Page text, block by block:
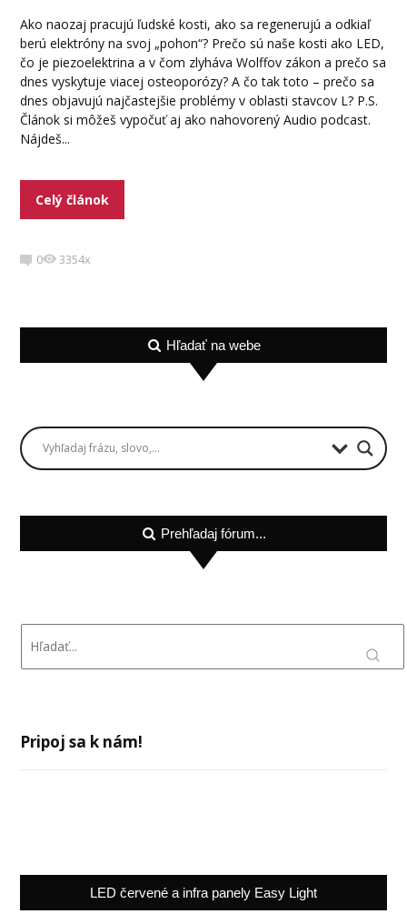
Ako naozaj pracujú ľudské kosti, ako sa regenerujú a odkiaľ
berú elektróny na svoj „pohon“? Prečo sú naše kosti ako LED,
čo je piezoelektrina a v čom zlyháva Wolffov zákon a prečo sa
dnes vyskytuje viacej osteoporózy? A čo tak toto – prečo sa
dnes objavujú najčastejšie problémy v oblasti stavcov L? P.S.
Článok si môžeš vypočuť aj ako nahovorený Audio podcast.
Nájdeš...
Celý článok
0 3354x
Hľadať na webe
Prehľadaj fórum...
Pripoj sa k nám!
LED červené a infra panely Easy Light